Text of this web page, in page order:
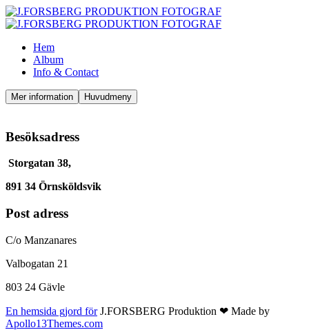
Hem
Album
Info & Contact
Mer information Huvudmeny
Besöksadress
Storgatan 38,
891 34 Örnsköldsvik
Post adress
C/o Manzanares
Valbogatan 21
803 24 Gävle
En hemsida gjord förJ.FORSBERG Produktion ❤ Made by
Apollo13Themes.com